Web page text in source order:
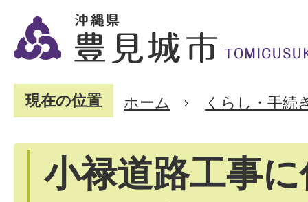
現在の位置 ホーム くらし・手続
小禄道路工事